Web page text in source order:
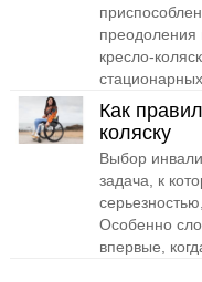
преодоления
кресло-
Как
коляску
Выбор
задача, к
Особенно
впервые,